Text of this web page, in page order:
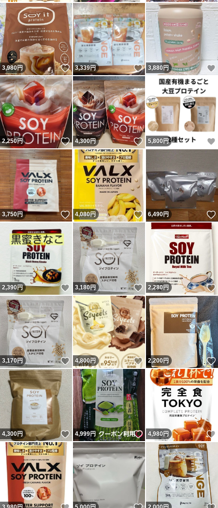
3,980円 いいね！
3,339円 いいね！
3,880円
2,250円 いいね！
4,300円 いいね！
5,800 円
3,750円 いいね！
4,080円 いいね！
6,490円
2,390円 いいね！
3,180円 いいね！
2,280 円
3,170円 いいね！
4,800円 いいね！
2,200円
4,300円 いいね！
4,999円 いいね！
4,980 円